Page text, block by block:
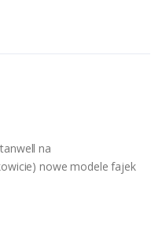
na
nowe modele fajek